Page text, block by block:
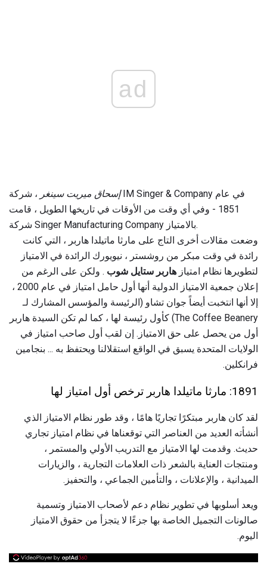
ad
إسحاق ميريت سينغر ، شركة IM Singer & Company في عام
1851 - وفي أي وقت من الأوقات في تاريخها الطويل ، قامت
شركة Singer Manufacturing Company بالامتياز.
وضعت مقالات أخرى التاج على مارثا ماتيلدا هاربر ، التي كانت
رائدة في وقت مبكر من روشستر ، نيويورك الرائدة في الامتياز
لتطويرها نظام امتياز هاربر ستايل شوب . ولكن على الرغم من
إعلان جمعية الامتياز الدولية أنها أول حامل امتياز في عام 2000 ،
إلا أنها انتخبت أيضاً جوان تشاو (الرئيسة والمؤسس المشارك لـ
The Coffee Beanery) كأول رئيسة لها ، كما لم تكن السيدة هاربر
أول من يحصل على حق الامتياز. إن لقب أول صاحب امتياز في
الولايات المتحدة يسبق في الواقع استقلالنا ويحتفظ به ... بنجامين
فرانكلين.
1891: مارثا ماتيلدا هاربر ترخص أول امتياز لها
لقد كان هاربر مبتكرًا تجاريًا هامًا ، وقد طور نظام الامتياز الذي
أنشأته العديد من العناصر التي توقعناها في نظام امتياز تجاري
حديث. وقدمت لها الامتياز مع التدريب الأولي والمستمر ،
ومنتجات العناية بالشعر ذات العلامات التجارية ، والزيارات
الميدانية ، والإعلانات ، والتأمين الجماعي ، والتحفيز.
ويعد أسلوبها في تطوير نظام دعم لأصحاب الامتياز وتسمية
صالونات التجميل الخاصة بها جزءًا لا يتجزأ من حقوق الامتياز
اليوم.